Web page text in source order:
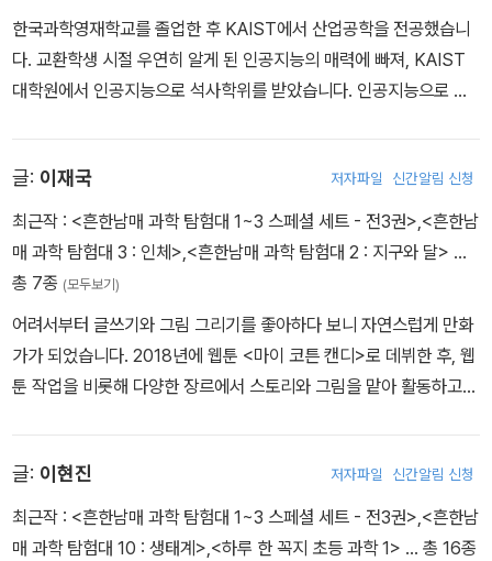
한국과학영재학교를 졸업한 후 KAIST에서 산업공학을 전공했습니
다. 교환학생 시절 우연히 알게 된 인공지능의 매력에 빠져, KAIST
대학원에서 인공지능으로 석사학위를 받았습니다. 인공지능으로 더
글: 이재국 저자파일 신간알림 신청
최근작 : <흔한남매 과학 탐험대 1~3 스페셜 세트 - 전3권>,<흔한남
매 과학 탐험대 3 : 인체>,<흔한남매 과학 탐험대 2 : 지구와 달> …
총 7종 (모두보기)
어려서부터 글쓰기와 그림 그리기를 좋아하다 보니 자연스럽게 만화
가가 되었습니다. 2018년에 웹툰 <마이 코튼 캔디>로 데뷔한 후, 웹
툰 작업을 비롯해 다양한 장르에서 스토리와 그림을 맡아 활동하고
글: 이현진 저자파일 신간알림 신청
최근작 : <흔한남매 과학 탐험대 1~3 스페셜 세트 - 전3권>,<흔한남
매 과학 탐험대 10 : 생태계>,<하루 한 꼭지 초등 과학 1> … 총 16종